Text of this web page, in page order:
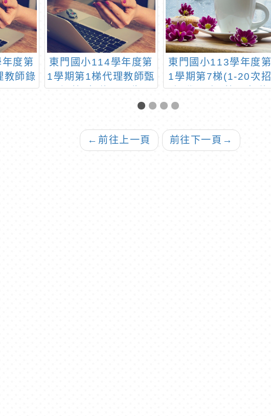
度第
教師錄
東門國小114學年度第
1學期第1梯代理教師甄
選第5招錄取公告
東門國小113學年度第
1學期第7梯(1-20次招
考)代理(課)第11招錄
← 前往上一頁 前往下一頁 →